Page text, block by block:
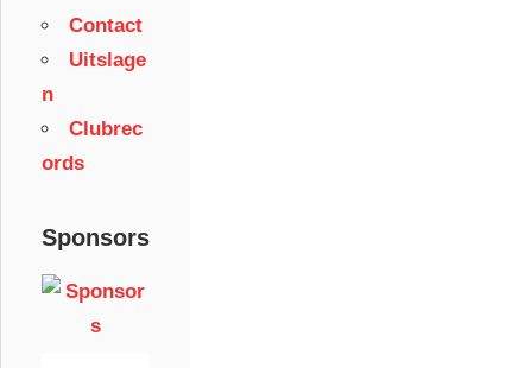
Contact
Uitslage
n
Clubrec
ords
Sponsors